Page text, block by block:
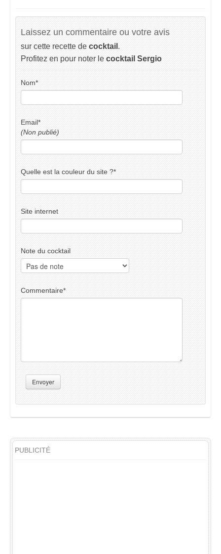
Laissez un commentaire ou votre avis
sur cette recette de cocktail .
Profitez en pour noter le cocktail Sergio
Nom*
Email*
(Non publié)
Quelle est la couleur du site ?*
Site internet
Note du cocktail
Commentaire*
Envoyer
PUBLICITÉ